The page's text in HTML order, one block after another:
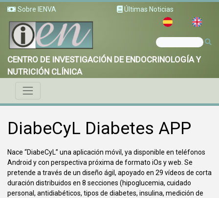
Sobre IENVA Últimas Noticias
CENTRO DE INVESTIGACIÓN DE ENDOCRINOLOGÍA Y
NUTRICIÓN CLÍNICA
DiabeCyL Diabetes APP
Nace “DiabeCyL” una aplicación móvil, ya disponible en teléfonos
Android y con perspectiva próxima de formato iOs y web. Se
pretende a través de un diseño ágil, apoyado en 29 vídeos de corta
duración distribuidos en 8 secciones (hipoglucemia, cuidado
personal, antidiabéticos, tipos de diabetes, insulina, medición de